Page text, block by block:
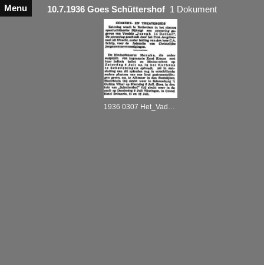
Menu 10.7.1936 Goes Schüttershof 1 Dokument